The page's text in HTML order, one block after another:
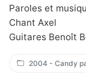
Paroles et
Chant Axel
Guitares Benoît
2004 - Candy